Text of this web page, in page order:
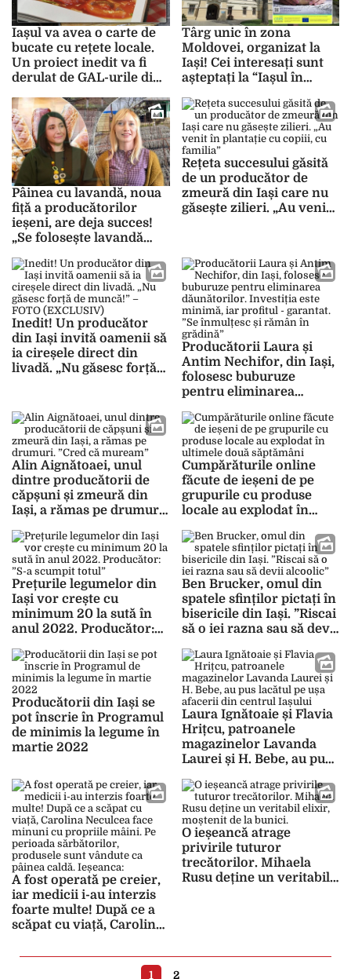
Iașul va avea o carte de
bucate cu rețete locale.
Un proiect inedit va fi
derulat de GAL-urile din
Târg unic în zona
Moldovei, organizat la
Iași! Cei interesați sunt
așteptați la “Iașul în
ecologice, montane”, în
Parcul Expoziției
Pâinea cu lavandă, noua
fiță a producătorilor
ieșeni, are deja succes!
„Se folosește lavandă
Rețeta succesului găsită
de un producător de
zmeură din Iași care nu
găsește zilieri. „Au venit
Inedit! Un producător
din Iași invită oamenii să
ia cireșele direct din
livadă. „Nu găsesc forță
Producătorii Laura și
Antim Nechifor, din Iași,
folosesc buburuze
pentru eliminarea
este minimă, iar profitul
– garantat. ”Se înmulțesc
și rămân în grădină”
Alin Aignătoaei, unul
dintre producătorii de
căpșuni și zmeură din
Iași, a rămas pe drumuri.
Cumpărăturile online
făcute de ieșeni de pe
grupurile cu produse
locale au explodat în
Prețurile legumelor din
Iași vor crește cu
minimum 20 la sută în
anul 2022. Producător:
Ben Brucker, omul din
spatele sfinților pictați în
bisericile din Iași. ”Riscai
să o iei razna sau să devii
Producătorii din Iași se
pot înscrie în Programul
de minimis la legume în
martie 2022
Laura Ignătoaie și Flavia
Hrițcu, patroanele
magazinelor Lavanda
Laurei și H. Bebe, au pus
centrul Iașului
A fost operată pe creier,
iar medicii i-au interzis
foarte multe! După ce a
scăpat cu viață, Carolina
propriile mâini. Pe
perioada sărbătorilor,
O ieșeancă atrage
privirile tuturor
trecătorilor. Mihaela
Rusu deține un veritabil
1 2